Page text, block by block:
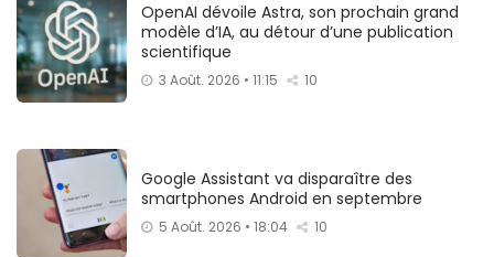
OpenAI dévoile Astra, son prochain grand
modèle d’IA, au détour d’une publication
scientifique
3 Août. 2026 • 11:15 10
Google Assistant va disparaître des
smartphones Android en septembre
5 Août. 2026 • 18:04 10